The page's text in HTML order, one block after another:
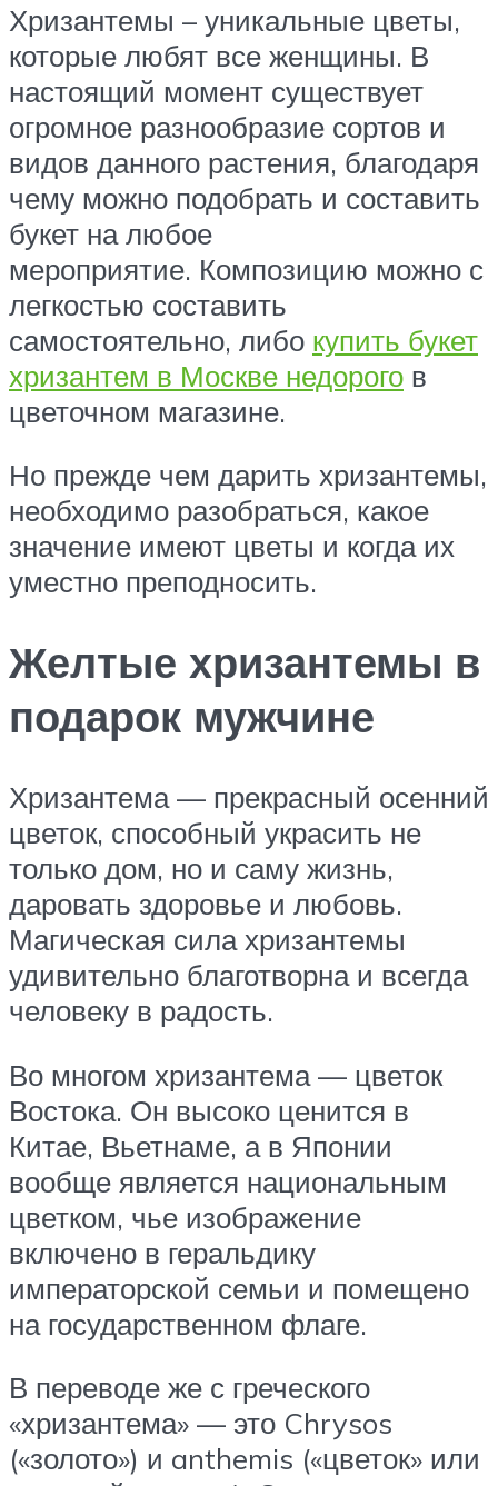
Хризантемы – уникальные цветы,
которые любят все женщины. В
настоящий момент существует
огромное разнообразие сортов и
видов данного растения, благодаря
чему можно подобрать и составить
букет на любое
мероприятие. Композицию можно с
легкостью составить
самостоятельно, либо купить букет
хризантем в Москве недорого в
цветочном магазине.
Но прежде чем дарить хризантемы,
необходимо разобраться, какое
значение имеют цветы и когда их
уместно преподносить.
Желтые хризантемы в
подарок мужчине
Хризантема — прекрасный осенний
цветок, способный украсить не
только дом, но и саму жизнь,
даровать здоровье и любовь.
Магическая сила хризантемы
удивительно благотворна и всегда
человеку в радость.
Во многом хризантема — цветок
Востока. Он высоко ценится в
Китае, Вьетнаме, а в Японии
вообще является национальным
цветком, чье изображение
включено в геральдику
императорской семьи и помещено
на государственном флаге.
В переводе же с греческого
«хризантема» — это Chrysos
(«золото») и anthemis («цветок» или